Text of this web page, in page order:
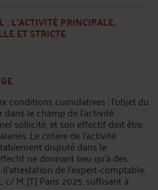
: L’ACTIVITÉ PRINCIPALE,
ET STRICTE
conditions cumulatives : l’objet du
le champ de l’activité
sollicité, et son effectif doit être
Le critère de l’activité
disputé dans le
ne donnant lieu qu’à des
de l’expert-comptable,
c/ M. [T] Paris 2025, suffisant à